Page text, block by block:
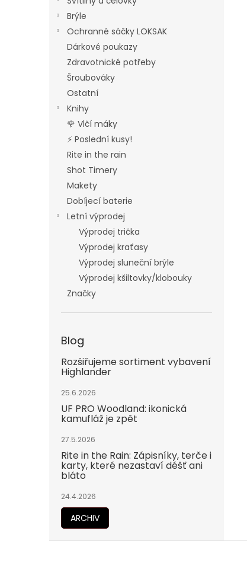
Brýle
Ochranné sáčky LOKSAK
Dárkové poukazy
Zdravotnické potřeby
Šroubováky
Ostatní
Knihy
🌹 Vlčí máky
⚡ Poslední kusy!
Rite in the rain
Shot Timery
Makety
Dobíjecí baterie
Letní výprodej
Výprodej trička
Výprodej kraťasy
Výprodej sluneční brýle
Výprodej kšiltovky/klobouky
Značky
Blog
Rozšiřujeme sortiment vybavení
Highlander
25.6.2026
UF PRO Woodland: ikonická
kamufláž je zpět
27.5.2026
Rite in the Rain: Zápisníky, terče i
karty, které nezastaví déšť ani
bláto
24.4.2026
ARCHIV